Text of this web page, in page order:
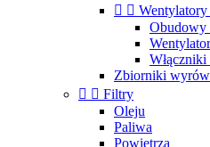
  Wentylatory
Obudowy
Zbiorniki
  Filtry
Oleju
Paliwa
Powietrza